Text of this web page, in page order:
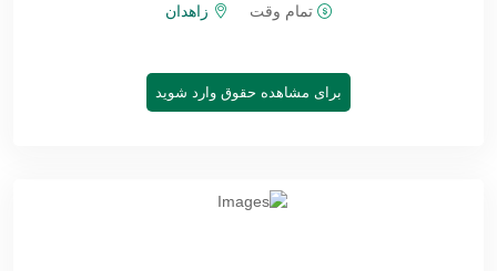
تمام وقت زاهدان
برای مشاهده حقوق وارد شوید